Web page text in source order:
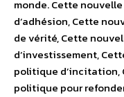
monde. Cette
d’adhésion, Cette
de vérité, Cette
d’investissement,
politique d’incitation,
politique pour